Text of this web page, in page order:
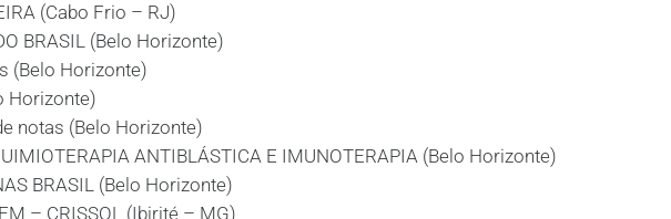
(Cabo Frio – RJ)
BRASIL (Belo Horizonte)
(Belo Horizonte)
Horizonte)
notas (Belo Horizonte)
ANTIBLÁSTICA E IMUNOTERAPIA (Belo Horizonte)
BRASIL (Belo Horizonte)
– CRISSOL (Ibirité – MG)